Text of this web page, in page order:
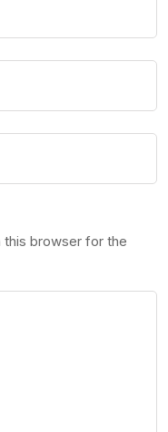
this browser for the